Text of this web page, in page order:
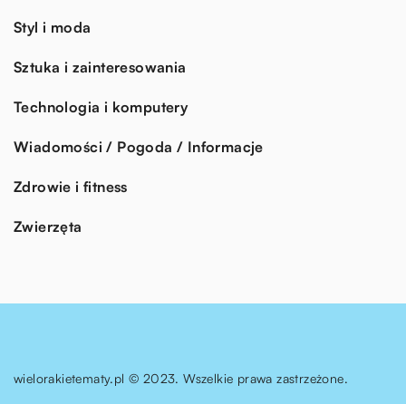
Styl i moda
Sztuka i zainteresowania
Technologia i komputery
Wiadomości / Pogoda / Informacje
Zdrowie i fitness
Zwierzęta
wielorakietematy.pl © 2023. Wszelkie prawa zastrzeżone.